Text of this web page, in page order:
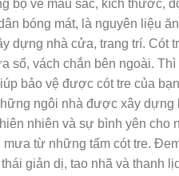
bộ về màu sắc, kích thước,
bóng mát, là nguyên liệu
dựng nhà cửa, trang trí. Cót
sổ, vách chắn bên ngoài.
bảo vệ được cót tre của
ngôi nhà được xây dựng
nhiên và sự bình yên
từ những tấm cót tre.
giản dị, tao nhã và thanh